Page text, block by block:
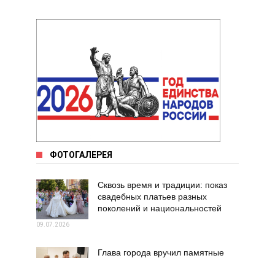
ФОТОГАЛЕРЕЯ
Сквозь время и традиции: показ
свадебных платьев разных
поколений и национальностей
09.07.2026
Глава города вручил памятные